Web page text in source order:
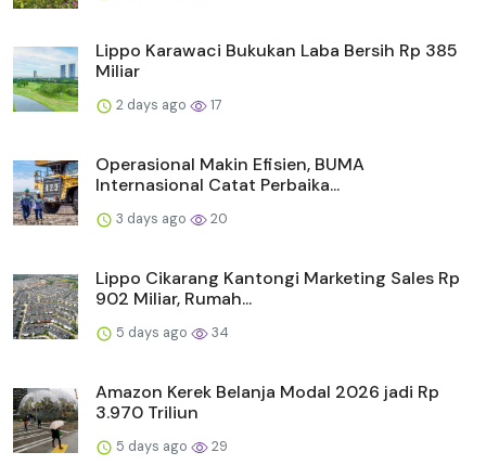
Lippo Karawaci Bukukan Laba Bersih Rp 385
Miliar
2 days ago 17
Operasional Makin Efisien, BUMA
Internasional Catat Perbaika...
3 days ago 20
Lippo Cikarang Kantongi Marketing Sales Rp
902 Miliar, Rumah...
5 days ago 34
Amazon Kerek Belanja Modal 2026 jadi Rp
3.970 Triliun
5 days ago 29